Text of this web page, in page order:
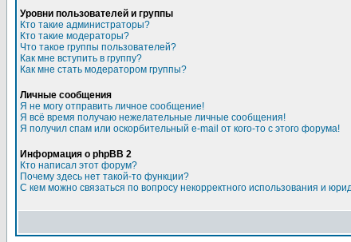
Уровни пользователей и группы
Кто такие администраторы?
Кто такие модераторы?
Что такое группы пользователей?
Как мне вступить в группу?
Как мне стать модератором группы?
Личные сообщения
Я не могу отправить личное сообщение!
Я всё время получаю нежелательные личные сообщения!
Я получил спам или оскорбительный e-mail от кого-то с этого форума!
Информация о phpBB 2
Кто написал этот форум?
Почему здесь нет такой-то функции?
С кем можно связаться по вопросу некорректного использования и